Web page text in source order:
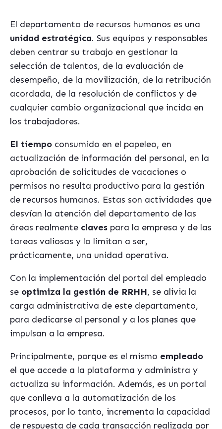
El departamento de recursos humanos es una
unidad estratégica. Sus equipos y responsables
deben centrar su trabajo en gestionar la
selección de talentos, de la evaluación de
desempeño, de la movilización, de la retribución
acordada, de la resolución de conflictos y de
cualquier cambio organizacional que incida en
los trabajadores.
El tiempo consumido en el papeleo, en
actualización de información del personal, en la
aprobación de solicitudes de vacaciones o
permisos no resulta productivo para la gestión
de recursos humanos. Estas son actividades que
desvían la atención del departamento de las
áreas realmente claves para la empresa y de las
tareas valiosas y lo limitan a ser,
prácticamente, una unidad operativa.
Con la implementación del portal del empleado
se optimiza la gestión de RRHH, se alivia la
carga administrativa de este departamento,
para dedicarse al personal y a los planes que
impulsan a la empresa.
Principalmente, porque es el mismo empleado
el que accede a la plataforma y administra y
actualiza su información. Además, es un portal
que conlleva a la automatización de los
procesos, por lo tanto, incrementa la capacidad
de respuesta de cada transacción realizada por